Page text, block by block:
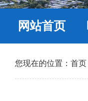
网站首页
您现在的位置： 首页